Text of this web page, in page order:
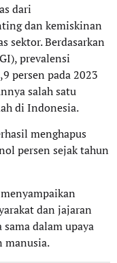
dari
dan kemiskinan
sektor. Berdasarkan
prevalensi
persen pada 2023
salah satu
di Indonesia.
menghapus
persen sejak tahun
dan jajaran
dalam upaya
manusia.